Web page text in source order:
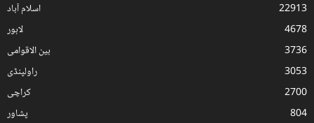
اسلام آباد
22913
لاہور
4678
بین الاقوامی
3736
راولپنڈی
3053
کراچی
2700
پشاور
804